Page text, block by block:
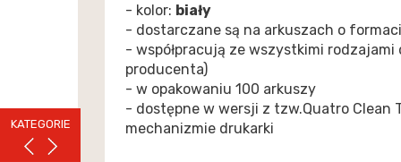
KATEGORIE
- kolor: biały
- dostarczane są na arkuszach o
- współpracują ze wszystkimi
producenta)
- w opakowaniu 100 arkuszy
- dostępne w wersji z tzw.Quatro Clean
mechanizmie drukarki